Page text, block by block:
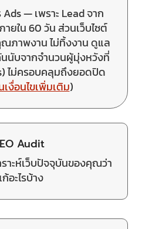
— เพราะ Lead จาก
ยใน 60 วัน ส่วนเว็บไซต์
ณภาพงาน ไม่ทิ้งงาน ดูแล
นับจากจำนวนผู้มุ่งหวังที่
ไม่ครอบคลุมถึงยอดปิด
เงื่อนไขเพิ่มเติม)
Audit
าะห์เว็บปัจจุบันของคุณว่า
อะไรบ้าง